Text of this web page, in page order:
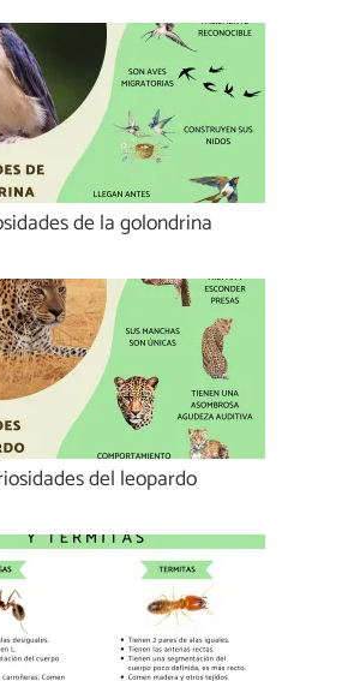
de la golondrina
del leopardo